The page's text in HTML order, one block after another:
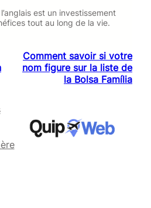
est un investissement
tout au long de la vie.
Comment savoir si votre
nom figure sur la liste de
la Bolsa Família